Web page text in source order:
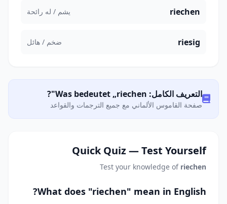
riechen يشم / له رائحة
riesig ضخم / هائل
التعريف الكامل: Was bedeutet „riechen"?
صفحة القاموس الألماني مع جميع الترجمات والقواعد
Quick Quiz — Test Yourself
Test your knowledge of riechen
What does "riechen" mean in English?